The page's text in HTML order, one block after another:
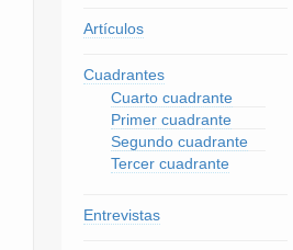
Artículos
Cuadrantes
Cuarto cuadrante
Primer cuadrante
Segundo cuadrante
Tercer cuadrante
Entrevistas